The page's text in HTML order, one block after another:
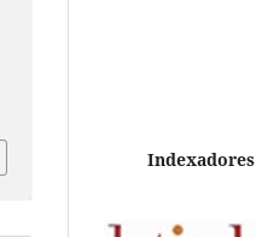
Indexadores